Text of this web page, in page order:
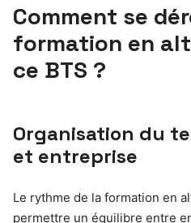
Comment se
formation en
ce BTS ?
Organisation du
et entreprise
Le rythme de la formation en
permettre un équilibre entre